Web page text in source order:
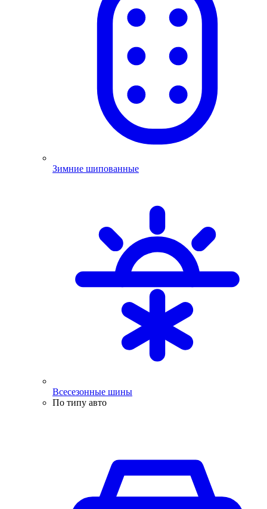
Зимние шипованные
Всесезонные шины
По типу авто